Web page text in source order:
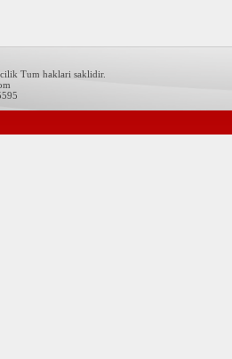
Tum haklari saklidir.